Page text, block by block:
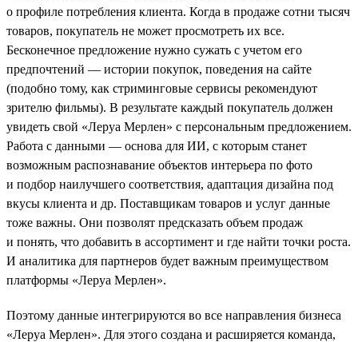
о профиле потребления клиента. Когда в продаже сотни тысяч
товаров, покупатель не может просмотреть их все.
Бесконечное предложение нужно сужать с учетом его
предпочтений — истории покупок, поведения на сайте
(подобно тому, как стриминговые сервисы рекомендуют
зрителю фильмы). В результате каждый покупатель должен
увидеть свой «Леруа Мерлен» с персональным предложением.
Работа с данными — основа для ИИ, с которым станет
возможным распознавание объектов интерьера по фото
и подбор наилучшего соответствия, адаптация дизайна под
вкусы клиента и др. Поставщикам товаров и услуг данные
тоже важны. Они позволят предсказать объем продаж
и понять, что добавить в ассортимент и где найти точки роста.
И аналитика для партнеров будет важным преимуществом
платформы «Леруа Мерлен».
Поэтому данные интегрируются во все направления бизнеса
«Леруа Мерлен». Для этого создана и расширяется команда,